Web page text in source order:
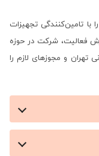
در سال ۱۳۸۹ کار خود را با تامین‌کنندگی تجهیزات
فعالیت، شرکت در حوزه
تهران و مجوزهای لازم را